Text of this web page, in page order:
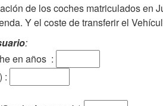
de los coches matriculados en
Y el coste de transferir el
:
en años :
: